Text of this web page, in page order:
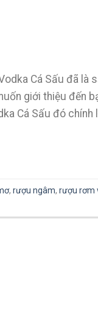
Cá Sấu đã là
giới thiệu đến
Cá Sấu đó chính
, rượu ngâm, rượu rơm